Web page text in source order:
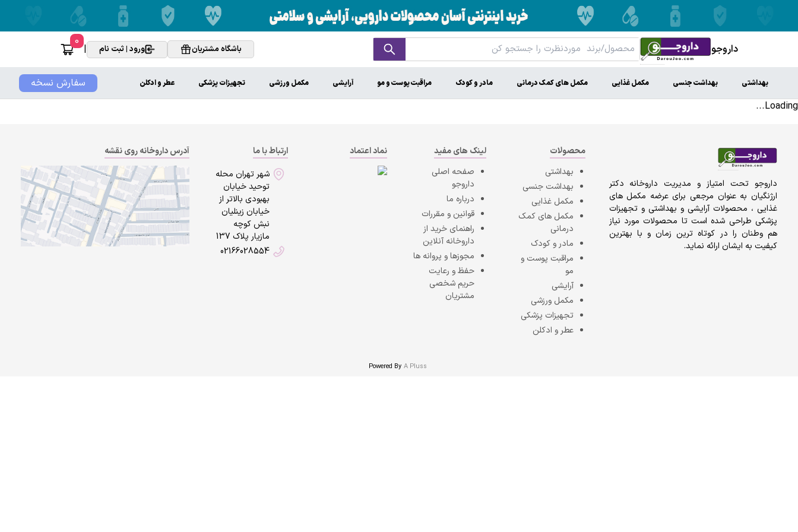
داروجو باشگاه مشتریان ورود | ثبت نام |
0
سفارش نسخه بهداشتی بهداشت جنسی مکمل غذایی مکمل های کمک درمانی مادر و کودک مراقبت پوست و مو آرایشی مکمل ورزشی تجهیزات پزشکی عطر و ادکلن
Loading...
داروجو تحت امتیاز و مدیریت داروخانه دکتر
ارژنگیان به عنوان مرجعی برای عرضه مکمل های
غذایی ، محصولات آرایشی و بهداشتی و تجهیزات
پزشکی طراحی شده است تا محصولات مورد نیاز
هم وطنان را در کوتاه ترین زمان و با بهترین
کیفیت به ایشان ارائه نماید.
محصولات
بهداشتی
بهداشت جنسی
مکمل غذایی
مکمل های کمک
درمانی
مادر و کودک
مراقبت پوست و
مو
آرایشی
مکمل ورزشی
تجهیزات پزشکی
عطر و ادکلن
لینک های مفید
صفحه اصلی
داروجو
درباره ما
قوانین و مقررات
راهنمای خرید از
داروخانه آنلاین
مجوزها و پروانه ها
حفظ و رعایت
حریم شخصی
مشتریان
نماد اعتماد
ارتباط با ما
شهر تهران محله
توحید خیابان
بهبودی بالاتر از
خیابان زینلیان
نبش کوچه
مازیار پلاک 137
02166028554
آدرس داروخانه روی نقشه
A Pluss
Powered By